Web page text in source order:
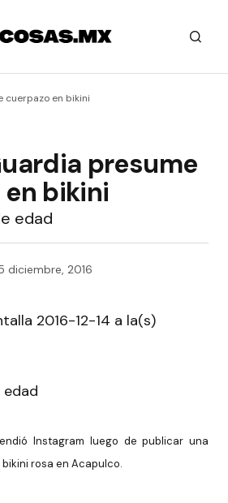
cuerpazo en bikini
presume
bikini
edad
diciembre, 2016
edad
Instagram luego de publicar una
rosa en Acapulco.